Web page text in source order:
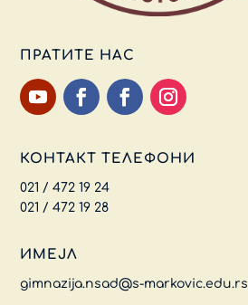
ПРАТИТЕ НАС
КОНТАКТ ТЕЛЕФОНИ
021 / 472 19 24
021 / 472 19 28
ИМЕЈЛ
gimnazija.nsad@s-markovic.edu.rs